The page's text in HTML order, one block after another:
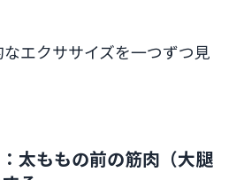
エクササイズを一つずつ見
太ももの前の筋肉（大腿